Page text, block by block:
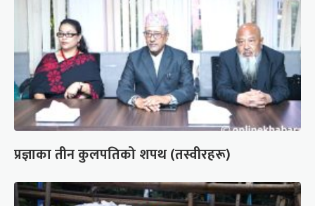
प्रज्ञाका तीन कुलपतिको शपथ (तस्वीरहरू)